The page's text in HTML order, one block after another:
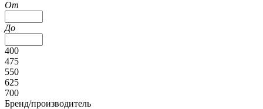
От
До
400
475
550
625
700
Бренд/производитель